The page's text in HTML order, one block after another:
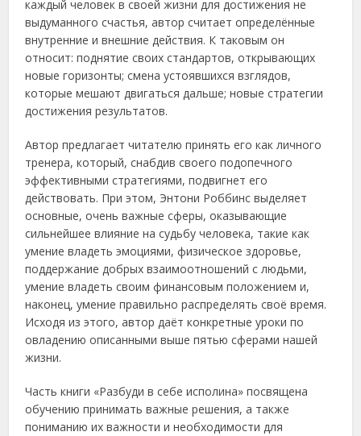
каждый человек в своей жизни для достижения не
выдуманного счастья, автор считает определённые
внутренние и внешние действия. К таковым он
относит: поднятие своих стандартов, открывающих
новые горизонты; смена устоявшихся взглядов,
которые мешают двигаться дальше; новые стратегии
достижения результатов.
Автор предлагает читателю принять его как личного
тренера, который, снабдив своего подопечного
эффективными стратегиями, подвигнет его
действовать. При этом, Энтони Роббинс выделяет
основные, очень важные сферы, оказывающие
сильнейшее влияние на судьбу человека, такие как
умение владеть эмоциями, физическое здоровье,
поддержание добрых взаимоотношений с людьми,
умение владеть своим финансовым положением и,
наконец, умение правильно распределять своё время.
Исходя из этого, автор даёт конкретные уроки по
овладению описанными выше пятью сферами нашей
жизни.
Часть книги «Разбуди в себе исполина» посвящена
обучению принимать важные решения, а также
пониманию их важности и необходимости для